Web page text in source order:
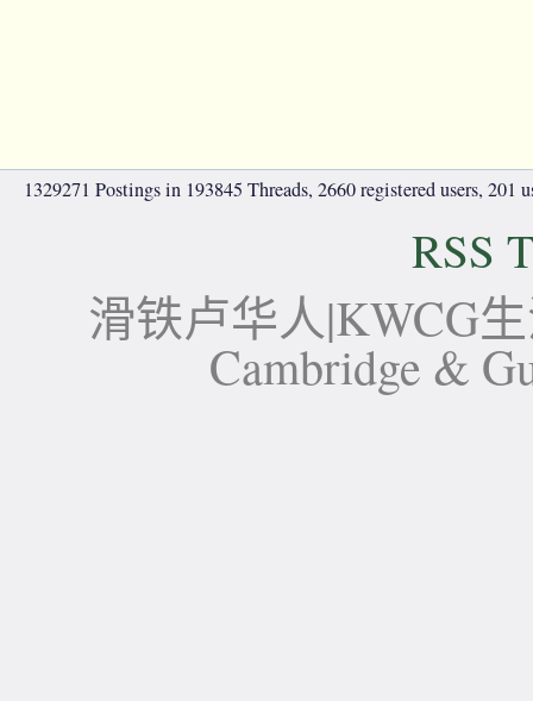
1329271 Postings in 193845 Threads, 2660 registered users, 201
RSS
滑铁卢华人|KWCG
Cambridge &